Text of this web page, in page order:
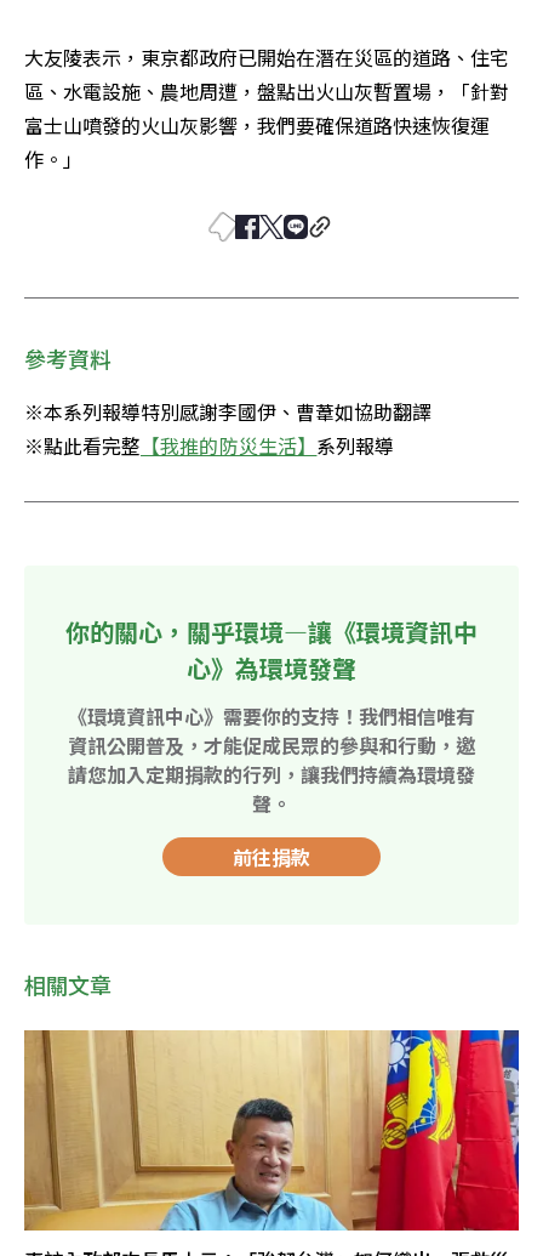
大友陵表示，東京都政府已開始在潛在災區的道路、住宅
區、水電設施、農地周遭，盤點出火山灰暫置場，「針對
富士山噴發的火山灰影響，我們要確保道路快速恢復運
作。」
參考資料
※本系列報導特別感謝李國伊、曹葦如協助翻譯
※點此看完整 【我推的防災生活】 系列報導
你的關心，關乎環境—讓《環境資訊中
心》為環境發聲
《環境資訊中心》需要你的支持！我們相信唯有
資訊公開普及，才能促成民眾的參與和行動，邀
請您加入定期捐款的行列，讓我們持續為環境發
聲。
前往捐款
相關文章